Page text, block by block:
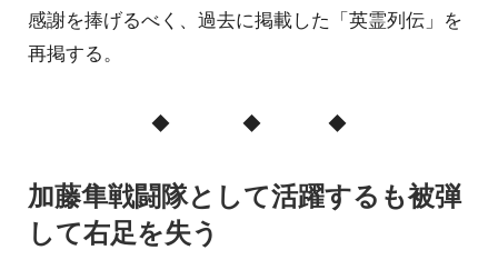
感謝を捧げるべく、過去に掲載した「英霊列伝」を
再掲する。
◆ ◆ ◆
加藤隼戦闘隊として活躍するも被弾
して右足を失う